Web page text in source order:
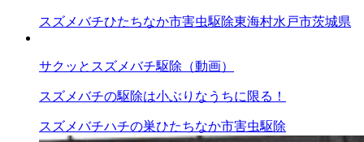
スズメバチひたちなか市害虫駆除東海村水戸市茨城県
サクッとスズメバチ駆除（動画）
スズメバチの駆除は小ぶりなうちに限る！
スズメバチハチの巣ひたちなか市害虫駆除